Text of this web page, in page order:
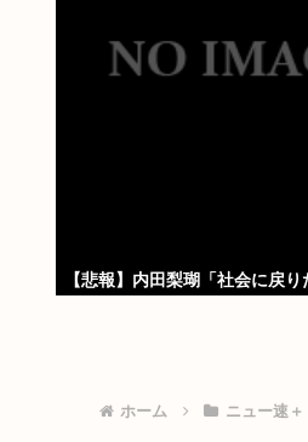
【悲報】内田梨瑚「社会に戻り
ホーム ニュー速＋